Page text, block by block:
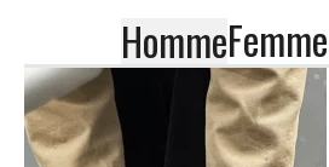
HommeFemme